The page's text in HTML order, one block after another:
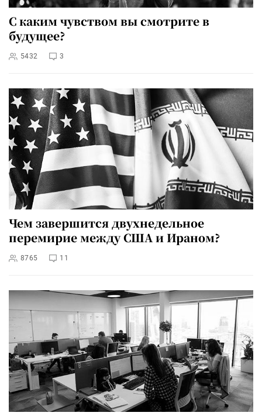
С каким чувством вы смотрите в
будущее?
5432 3
Чем завершится двухнедельное
перемирие между США и Ираном?
8765 11